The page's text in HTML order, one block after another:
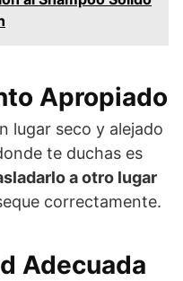
Apropiado
lugar seco y alejado
te duchas es
a otro lugar
correctamente.
Adecuada